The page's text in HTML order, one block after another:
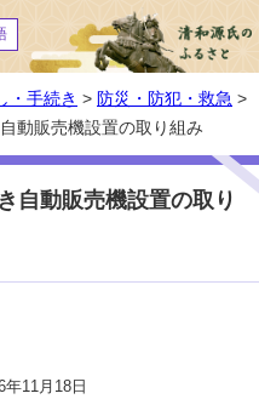
・手続き > 防災・防犯・救急 >
動販売機設置の取り組み
自動販売機設置の取り
11月18日